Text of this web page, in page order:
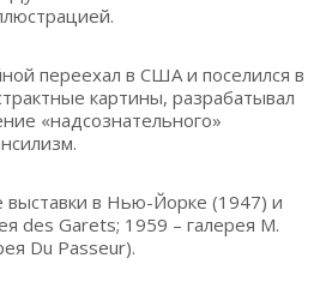
переехал в США и поселился в
картины, разрабатывал
«надсознательного»
выставки в Нью-Йорке (1947) и
des Garets; 1959 – галерея M.
Du Passeur).